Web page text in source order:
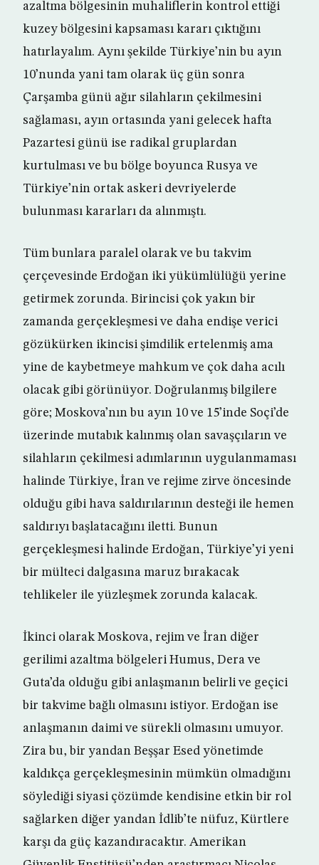
azaltma bölgesinin muhaliflerin kontrol ettiği
kuzey bölgesini kapsaması kararı çıktığını
hatırlayalım. Aynı şekilde Türkiye’nin bu ayın
10’nunda yani tam olarak üç gün sonra
Çarşamba günü ağır silahların çekilmesini
sağlaması, ayın ortasında yani gelecek hafta
Pazartesi günü ise radikal gruplardan
kurtulması ve bu bölge boyunca Rusya ve
Türkiye’nin ortak askeri devriyelerde
bulunması kararları da alınmıştı.
Tüm bunlara paralel olarak ve bu takvim
çerçevesinde Erdoğan iki yükümlülüğü yerine
getirmek zorunda. Birincisi çok yakın bir
zamanda gerçekleşmesi ve daha endişe verici
gözükürken ikincisi şimdilik ertelenmiş ama
yine de kaybetmeye mahkum ve çok daha acılı
olacak gibi görünüyor. Doğrulanmış bilgilere
göre; Moskova’nın bu ayın 10 ve 15’inde Soçi’de
üzerinde mutabık kalınmış olan savaşçıların ve
silahların çekilmesi adımlarının uygulanmaması
halinde Türkiye, İran ve rejime zirve öncesinde
olduğu gibi hava saldırılarının desteği ile hemen
saldırıyı başlatacağını iletti. Bunun
gerçekleşmesi halinde Erdoğan, Türkiye’yi yeni
bir mülteci dalgasına maruz bırakacak
tehlikeler ile yüzleşmek zorunda kalacak.
İkinci olarak Moskova, rejim ve İran diğer
gerilimi azaltma bölgeleri Humus, Dera ve
Guta’da olduğu gibi anlaşmanın belirli ve geçici
bir takvime bağlı olmasını istiyor. Erdoğan ise
anlaşmanın daimi ve sürekli olmasını umuyor.
Zira bu, bir yandan Beşşar Esed yönetimde
kaldıkça gerçekleşmesinin mümkün olmadığını
söylediği siyasi çözümde kendisine etkin bir rol
sağlarken diğer yandan İdlib’te nüfuz, Kürtlere
karşı da güç kazandıracaktır. Amerikan